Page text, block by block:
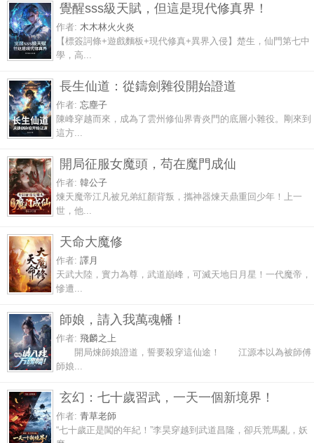
覺醒sss級天賦，但這是現代修真界！
作者: 木木林火火炎
【標簽詞條+遊戲麵板+現代修真+異界入侵】楚生，仙門第七中
學，高...
長生仙道：從鑄劍雜役開始證道
作者: 忘塵子
陳峰穿越而來，成為了雲州修仙界青炎門的底層小雜役。剛來到
這方...
開局征服女魔頭，苟在魔門成仙
作者: 韓公子
煉天魔帝江凡被兄弟紅顏背叛，攜神器煉天鼎重回少年！上一
世，他...
天命大魔修
作者: 譯月
天武大陸，實力為尊，武道巔峰，可滅天地日月星！一代魔帝，
慘遭...
師娘，請入我萬魂幡！
作者: 飛麟之上
開局煉師娘證道，誓要殺穿這仙途！ 江源本以為被師傅
師娘...
玄幻：七十歲習武，一天一個新境界！
作者: 青草老師
“七十歲正是闖的年紀！”李昊穿越到武道昌隆，卻兵荒馬亂，妖